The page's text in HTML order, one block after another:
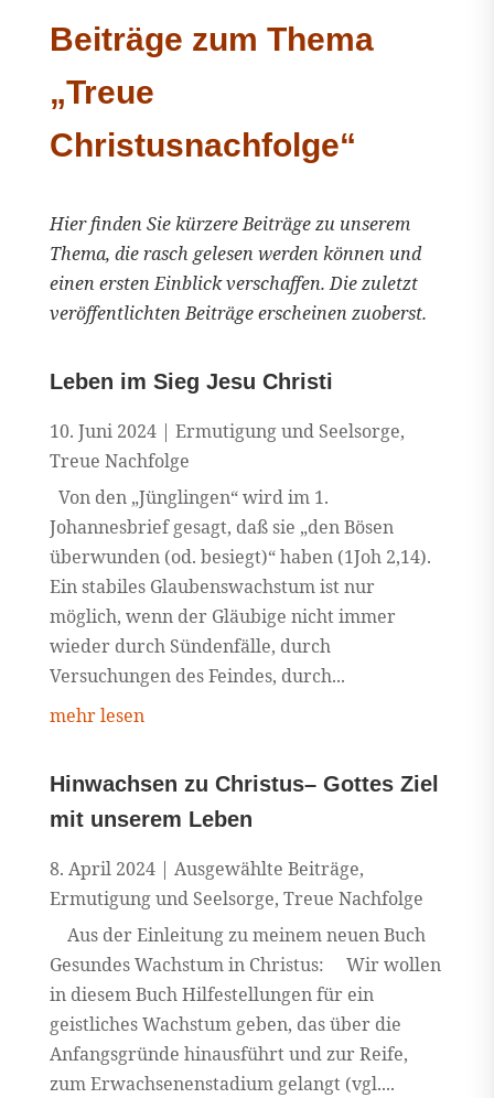
Beiträge zum Thema
„Treue
Christusnachfolge“
Hier finden Sie kürzere Beiträge zu unserem
Thema, die rasch gelesen werden können und
einen ersten Einblick verschaffen. Die zuletzt
veröffentlichten Beiträge erscheinen zuoberst.
Leben im Sieg Jesu Christi
10. Juni 2024| Ermutigung und Seelsorge,
Treue Nachfolge
Von den „Jünglingen“ wird im 1.
Johannesbrief gesagt, daß sie „den Bösen
überwunden (od. besiegt)“ haben (1Joh 2,14).
Ein stabiles Glaubenswachstum ist nur
möglich, wenn der Gläubige nicht immer
wieder durch Sündenfälle, durch
Versuchungen des Feindes, durch...
mehr lesen
Hinwachsen zu Christus– Gottes Ziel
mit unserem Leben
8. April 2024| Ausgewählte Beiträge,
Ermutigung und Seelsorge, Treue Nachfolge
Aus der Einleitung zu meinem neuen Buch
Gesundes Wachstum in Christus: Wir wollen
in diesem Buch Hilfestellungen für ein
geistliches Wachstum geben, das über die
Anfangsgründe hinausführt und zur Reife,
zum Erwachsenenstadium gelangt (vgl....